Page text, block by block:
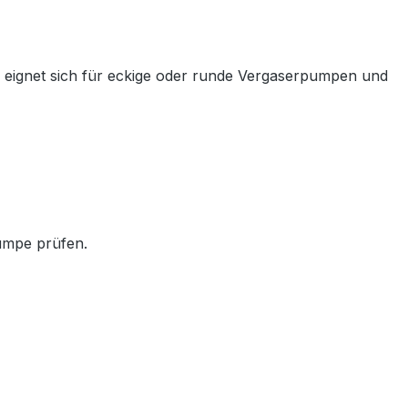
sich für eckige oder runde Vergaserpumpen und
prüfen.